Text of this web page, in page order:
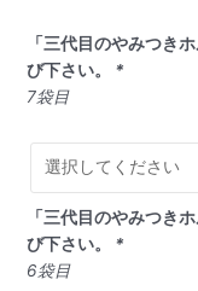
「三代目のやみつき
び下さい。 *
7袋目
「三代目のやみつき
び下さい。 *
6袋目
目
の
や
つ
ホ
モ
ン